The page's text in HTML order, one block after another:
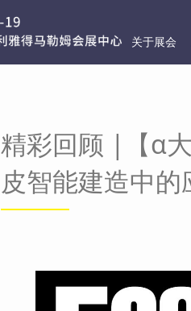
关于展会
精彩回顾 |【α
皮智能建造中的